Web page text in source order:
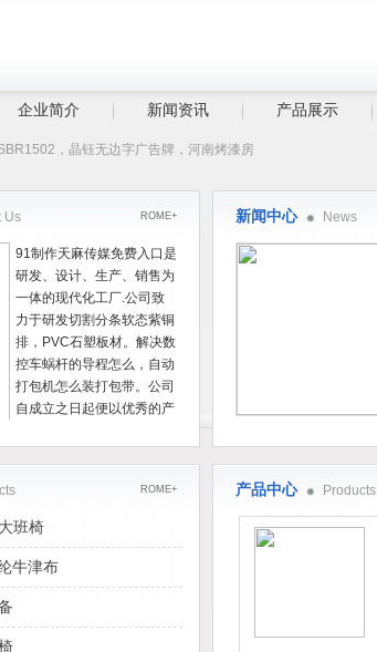
企业简介 新闻资讯 产品展示
，晶钰无边字广告牌，河南烤漆房
新闻中心 News
Us ROME+
91制作天麻传媒免费入口是
研发、设计、生产、销售为
一体的现代化工厂.公司致
力于研发切割分条软态紫铜
排，PVC石塑板材。解决数
控车蜗杆的导程怎么，自动
打包机怎么装打包带。公司
自成立之日起便以优秀的产
务社会，创造价值是公司的
，普及行业技术应用是公司
、方案设计、工程实施、质
后支持，为用户提供一体化
产品中心 Products
ROME+
班椅
牛津布